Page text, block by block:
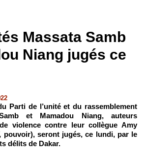
Massata Samb
Niang jugés ce
Parti de l’unité et du rassemblement
et Mamadou Niang, auteurs
violence contre leur collègue Amy
pouvoir), seront jugés, ce lundi, par le
délits de Dakar.